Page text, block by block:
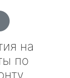
на
по